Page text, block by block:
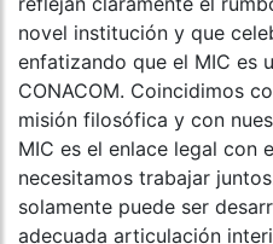
novel institución y que
enfatizando que el MIC es
CONACOM. Coincidimos
misión filosófica y con
MIC es el enlace legal con
necesitamos trabajar
solamente puede ser
adecuada articulación